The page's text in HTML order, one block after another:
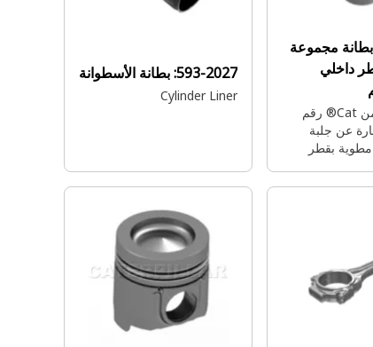
بطانة مجموعة
داخلي
قطعة الغيار من Cat® رقم
8663 عبارة عن جلبة
بقطر
محرك ماكينة Cat وتساعده
593-2027: بطانة الأسطوانة
Cylinder Liner